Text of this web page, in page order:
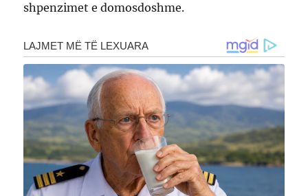
shpenzimet e domosdoshme.